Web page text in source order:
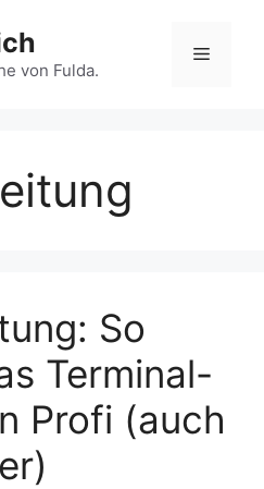
von Fulda.
Menü
So
Terminal-
Profi (auch